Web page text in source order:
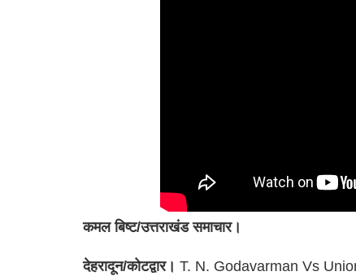
कमल बिष्ट/उत्तराखंड समाचार।
देहरादून/कोटद्वार। T. N. Godavarman Vs